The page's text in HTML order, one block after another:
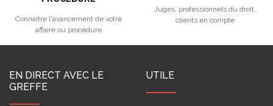
Connaitre l'avancement de votre
affaire ou procédure
Juges, professionnels du droit,
clients en compte
EN DIRECT AVEC LE
GREFFE
UTILE